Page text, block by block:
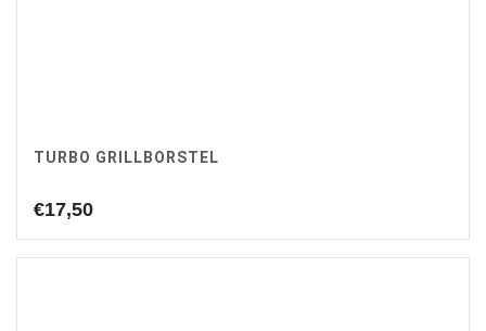
TURBO GRILLBORSTEL
€17,50